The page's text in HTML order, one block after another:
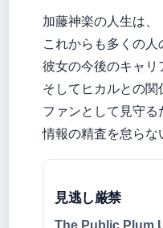
加藤神楽の人生は、
これからも多くの人
彼女の今後のキャリ
そしてヒカルとの
ファンとして見守る
情報の精査を怠らな
見逃し厳禁